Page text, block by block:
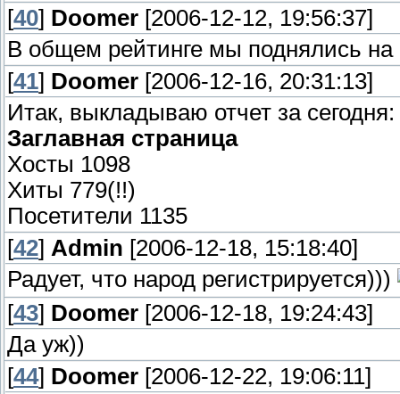
[40] Doomer [2006-12-12, 19:56:37]
В общем рейтинге мы поднялись
[41] Doomer [2006-12-16, 20:31:13]
Итак, выкладываю отчет за сегодня:
Заглавная страница
Хосты 1098
Хиты 779(!!)
Посетители 1135
[42] Admin [2006-12-18, 15:18:40]
Радует, что народ регистрируется)))
[43] Doomer [2006-12-18, 19:24:43]
Да уж))
[44] Doomer [2006-12-22, 19:06:11]